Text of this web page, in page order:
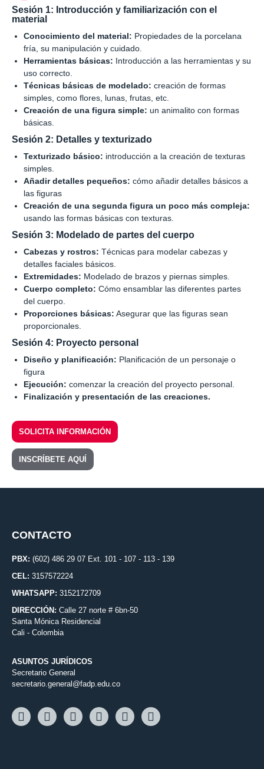
Sesión 1: Introducción y familiarización con el
material
Conocimiento del material: Propiedades de la porcelana
fría, su manipulación y cuidado.
Herramientas básicas: Introducción a las herramientas y su
uso correcto.
Técnicas básicas de modelado: creación de formas
simples, como flores, lunas, frutas, etc.
Creación de una figura simple: un animalito con formas
básicas.
Sesión 2: Detalles y texturizado
Texturizado básico: introducción a la creación de texturas
simples.
Añadir detalles pequeños: cómo añadir detalles básicos a
las figuras
Creación de una segunda figura un poco más compleja:
usando las formas básicas con texturas.
Sesión 3: Modelado de partes del cuerpo
Cabezas y rostros: Técnicas para modelar cabezas y
detalles faciales básicos.
Extremidades: Modelado de brazos y piernas simples.
Cuerpo completo: Cómo ensamblar las diferentes partes
del cuerpo.
Proporciones básicas: Asegurar que las figuras sean
proporcionales.
Sesión 4: Proyecto personal
Diseño y planificación: Planificación de un personaje o
figura
Ejecución: comenzar la creación del proyecto personal.
Finalización y presentación de las creaciones.
SOLICITA INFORMACIÓN
INSCRÍBETE AQUÍ
CONTACTO
PBX: (602) 486 29 07 Ext. 101 - 107 - 113 - 139
CEL: 3157572224
WHATSAPP: 3152172709
DIRECCIÓN: Calle 27 norte # 6bn-50
Santa Mónica Residencial
Cali - Colombia
ASUNTOS JURÍDICOS
Secretario General
secretario.general@fadp.edu.co